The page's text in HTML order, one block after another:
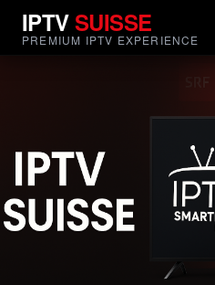
IPTVSUISSE
PREMIUM IPTV EXPERIENCE